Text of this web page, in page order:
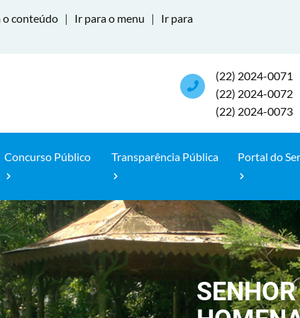
o conteúdo | Ir para o menu |
Ir para
(22) 2024-0071
(22) 2024-0072
(22) 2024-0073
Concurso Público Transparência Pública Portal do